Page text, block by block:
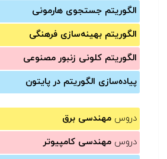
الگوریتم جستجوی هارمونی
الگوریتم بهینه‌سازی فرهنگی
الگوریتم کلونی زنبور مصنوعی
پیاده‌سازی الگوریتم در پایتون
دروس مهندسی برق
دروس مهندسی کامپیوتر